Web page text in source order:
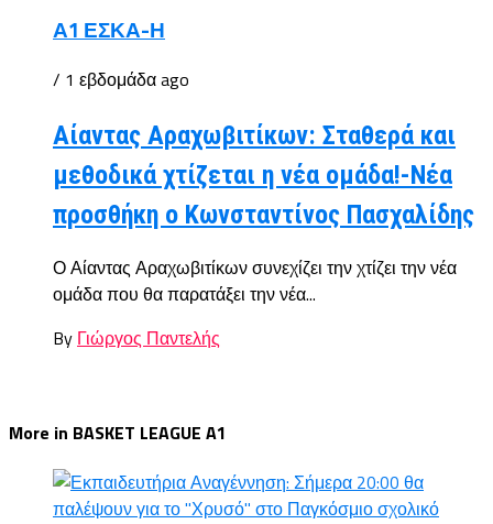
Α1 ΕΣΚΑ-Η
/ 1 εβδομάδα ago
Αίαντας Αραχωβιτίκων: Σταθερά και
μεθοδικά χτίζεται η νέα ομάδα!-Νέα
προσθήκη ο Κωνσταντίνος Πασχαλίδης
Ο Αίαντας Αραχωβιτίκων συνεχίζει την χτίζει την νέα
ομάδα που θα παρατάξει την νέα...
By Γιώργος Παντελής
More in BASKET LEAGUE A1